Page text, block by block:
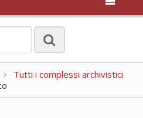
Tutti i complessi archivistici